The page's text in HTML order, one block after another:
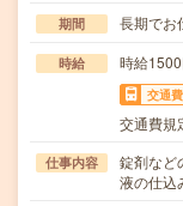
期間 長期でお
時給 時給
交通費
交通費規
仕事内容
錠剤など
液の仕込